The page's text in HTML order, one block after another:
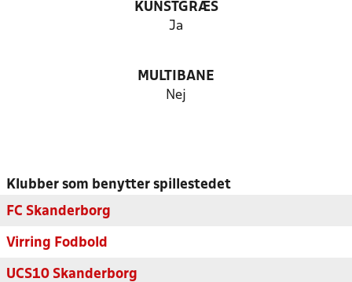
KUNSTGRÆS
Ja
MULTIBANE
Nej
Klubber som benytter spillestedet
FC Skanderborg
Virring Fodbold
UCS10 Skanderborg